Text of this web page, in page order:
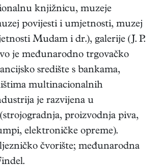
knjižnicu, muzeje
povijesti i umjetnosti, muzej
Mudam i dr.), galerije (J. P.
je međunarodno trgovačko
središte s bankama,
multinacionalnih
je razvijena u
proizvodnja piva,
elektroničke opreme).
čvorište; međunarodna